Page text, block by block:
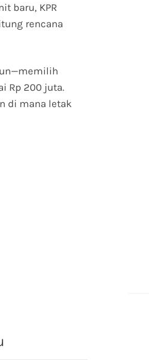
baru, KPR
rencana
Rp 200 juta.
di mana letak